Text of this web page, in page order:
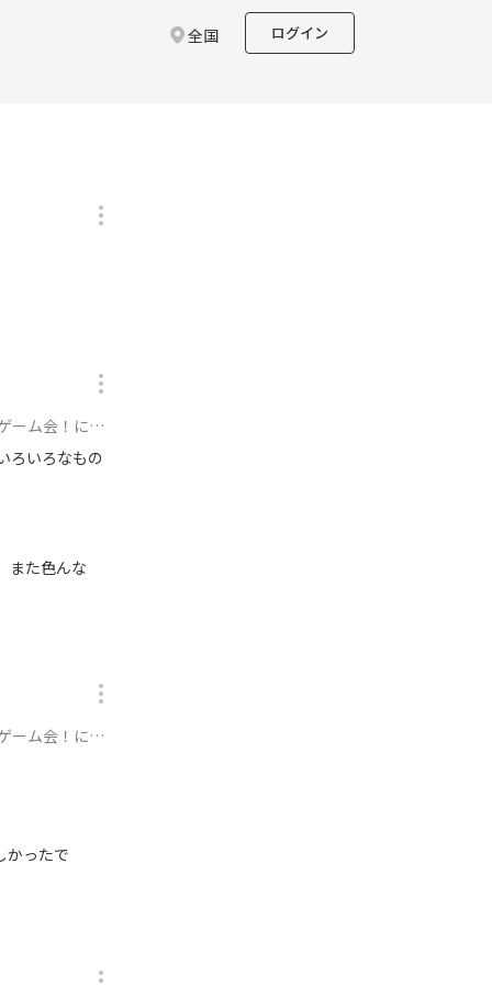
全国 ログイン
会！に参加
ろいろなもの
また色んな
会！に参加
かったで